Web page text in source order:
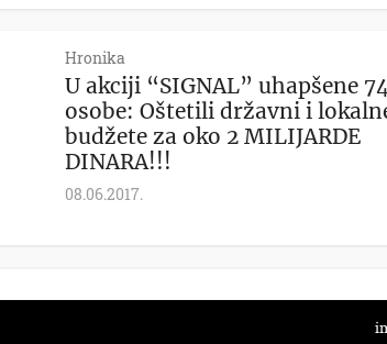
Hronika
U akciji “SIGNAL” uhapšene
osobe: Oštetili državni i
budžete za oko 2 MILIJARDE
DINARA!!!
08.06.2017.